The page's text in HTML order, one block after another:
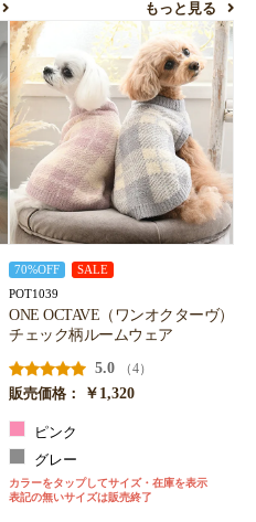
もっと見る
70%OFF SALE
POT1039
ONE OCTAVE（ワンオクターヴ）
チェック柄ルームウェア
5.0
（4）
販売価格：
￥1,320
ピンク
グレー
カラーをタップしてサイズ・在庫を表示
表記の無いサイズは販売終了
カートへ進む